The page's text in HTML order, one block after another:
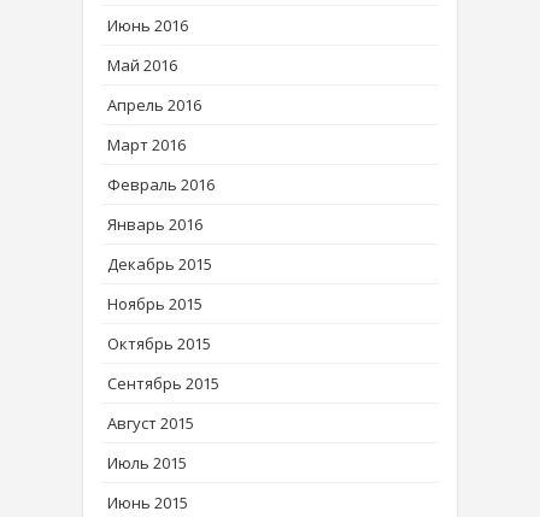
Июнь 2016
Май 2016
Апрель 2016
Март 2016
Февраль 2016
Январь 2016
Декабрь 2015
Ноябрь 2015
Октябрь 2015
Сентябрь 2015
Август 2015
Июль 2015
Июнь 2015